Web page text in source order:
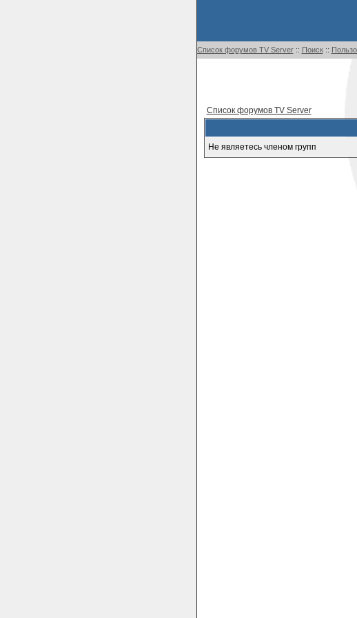
Список форумов TV Server:: Поиск::
Список форумов TV Server
Не являетесь членом групп